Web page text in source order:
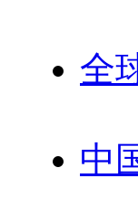
全
中